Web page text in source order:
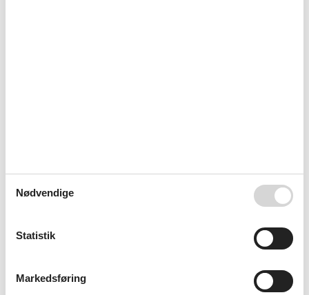
Hvis der en sjælden gang sker en smutter i vores priskontrol,
udbetaler vi dig hele prisforskellen. Pengene bliver overført direkte
til din konto.
Leje af en privat feriebolig på Costa Brava - vi hjælper gerne
søgning efter en privat feriebolig på Costa Brava, er du meget
velkommen til at kontakte os. Send en mail til info@feline.dk eller
Nødvendige
Statistik
Markedsføring